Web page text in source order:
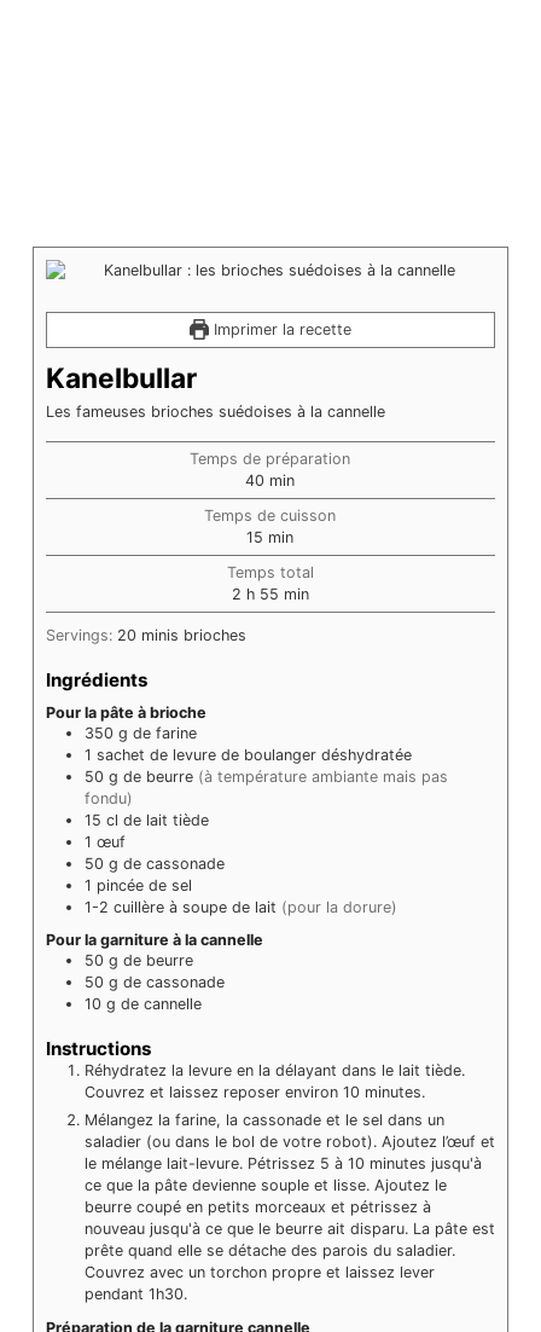
Imprimer la recette
Kanelbullar
Les fameuses brioches suédoises à la cannelle
Temps de préparation
40 minutes
min
Temps de cuisson
15 minutes
min
Temps total
2heures
h 55minutes
min
Servings: 20 minis brioches
Ingrédients
Pour la pâte à brioche
350 g de farine
1 sachet de levure de boulanger déshydratée
50 g de beurre (à température ambiante mais pas
fondu)
15 cl de lait tiède
1 œuf
50 g de cassonade
1 pincée de sel
1-2 cuillère à soupe de lait (pour la dorure)
Pour la garniture à la cannelle
50 g de beurre
50 g de cassonade
10 g de cannelle
Instructions
Réhydratez la levure en la délayant dans le lait tiède.
Couvrez et laissez reposer environ 10 minutes.
Mélangez la farine, la cassonade et le sel dans un
saladier (ou dans le bol de votre robot). Ajoutez l’œuf et
le mélange lait-levure. Pétrissez 5 à 10 minutes jusqu'à
ce que la pâte devienne souple et lisse. Ajoutez le
beurre coupé en petits morceaux et pétrissez à
nouveau jusqu'à ce que le beurre ait disparu. La pâte est
prête quand elle se détache des parois du saladier.
Couvrez avec un torchon propre et laissez lever
pendant 1h30.
Préparation de la garniture cannelle